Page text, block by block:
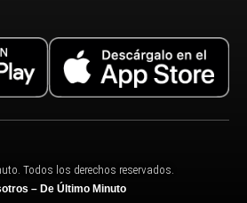
Todos los derechos reservados.
– De Último Minuto